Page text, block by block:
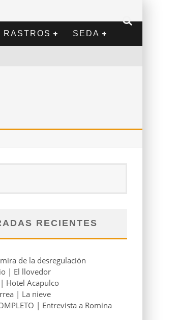
RASTROS SEDA
RECIENTES
de la desregulación
| El llovedor
Hotel Acapulco
| La nieve
| Entrevista a Romina